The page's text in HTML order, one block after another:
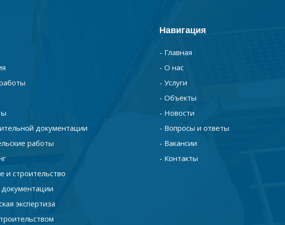
документации
работы
и строительство
документации
экспертиза
Навигация
- Главная
- О нас
- Услуги
- Объекты
- Новости
- Вопросы и ответы
- Вакансии
- Контакты